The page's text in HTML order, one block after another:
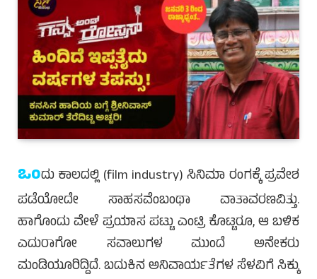
ಒಂದು ಕಾಲದಲ್ಲಿ (film industry) ಸಿನಿಮಾ ರಂಗಕ್ಕೆ ಪ್ರವೇಶ
ಪಡೆಯೋದೇ ಸಾಹಸವೆಂಬಂಥಾ ವಾತಾವರಣವಿತ್ತು.
ಹಾಗೊಂದು ವೇಳೆ ಪ್ರಯಾಸ ಪಟ್ಟು ಎಂಟ್ರಿ ಕೊಟ್ಟರೂ, ಆ ಬಳಿಕ
ಎದುರಾಗೋ ಸವಾಲುಗಳ ಮುಂದೆ ಅನೇಕರು
ಮಂಡಿಯೂರಿದ್ದಿದೆ. ಬದುಕಿನ ಅನಿವಾರ್ಯತೆಗಳ ಸೆಳವಿಗೆ ಸಿಕ್ಕು